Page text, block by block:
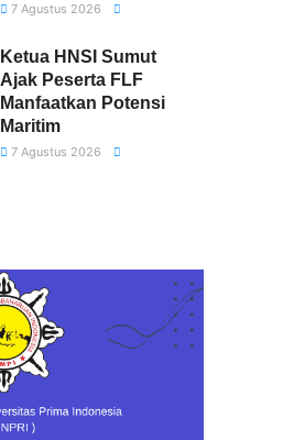
7 Agustus 2026
Ketua HNSI Sumut
Ajak Peserta FLF
Manfaatkan Potensi
Maritim
7 Agustus 2026